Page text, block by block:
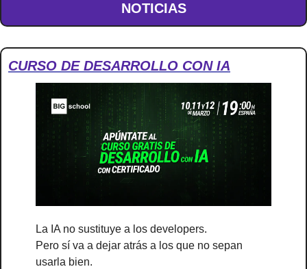
NOTICIAS
CURSO DE DESARROLLO CON IA
La IA no sustituye a los developers.
Pero sí va a dejar atrás a los que no sepan
usarla bien.